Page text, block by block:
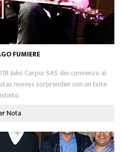
FUMIERE
Julio Carpio SAS dio comienzo al
nuevos sorprenden con un tinte
Nota